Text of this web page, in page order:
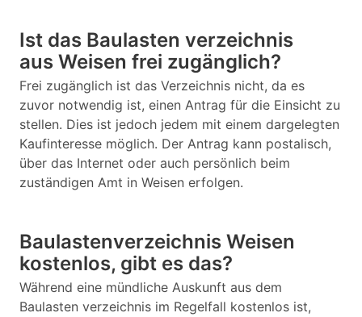
Ist das Baulasten verzeichnis
aus Weisen frei zugänglich?
Frei zugänglich ist das Verzeichnis nicht, da es
zuvor notwendig ist, einen Antrag für die Einsicht zu
stellen. Dies ist jedoch jedem mit einem dargelegten
Kaufinteresse möglich. Der Antrag kann postalisch,
über das Internet oder auch persönlich beim
zuständigen Amt in Weisen erfolgen.
Baulastenverzeichnis Weisen
kostenlos, gibt es das?
Während eine mündliche Auskunft aus dem
Baulasten verzeichnis im Regelfall kostenlos ist,